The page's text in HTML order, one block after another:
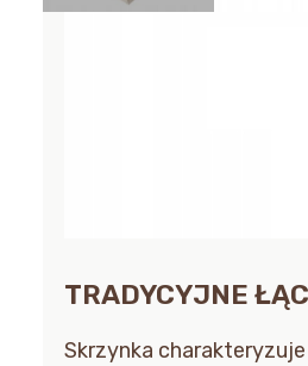
TRADYCYJNE
Skrzynka